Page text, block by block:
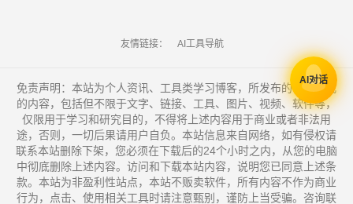
友情链接： AI工具导航
免责声明：本站为个人资讯、工具类学习博客，所发布的一切形式
的内容，包括但不限于文字、链接、工具、图片、视频、软件等，
仅限用于学习和研究目的，不得将上述内容用于商业或者非法用
途，否则，一切后果请用户自负。本站信息来自网络，如有侵权请
联系本站删除下架，您必须在下载后的24个小时之内，从您的电脑
中彻底删除上述内容。访问和下载本站内容，说明您已同意上述条
款。本站为非盈利性站点，本站不贩卖软件，所有内容不作为商业
行为，点击、使用相关工具时请注意甄别，谨防上当受骗。咨询联
AI对话